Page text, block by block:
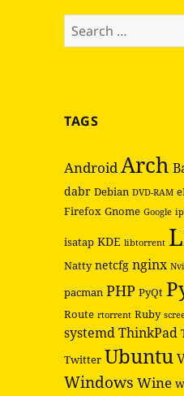
Search
for:
TAGS
AndroidArch
dabr Debian DVD-RAM
Firefox Gnome Google
isatap KDE libtorrent
Natty netcfg nginx
pacman PHP PyQt
Route rtorrent Ruby
systemdThinkPad
Twitter Ubuntu
Windows Wine